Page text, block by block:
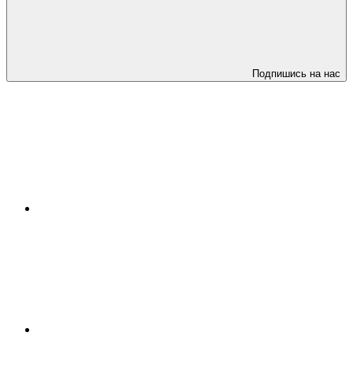
Подпишись на нас